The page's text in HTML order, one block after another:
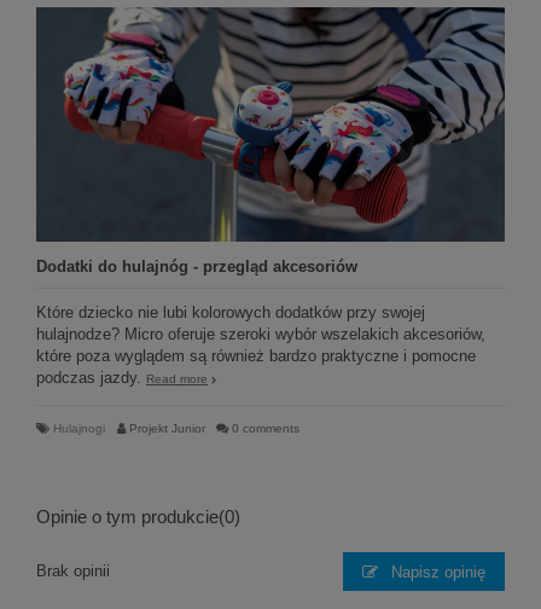
Dodatki do hulajnóg - przegląd akcesoriów
Które dziecko nie lubi kolorowych dodatków przy swojej
hulajnodze? Micro oferuje szeroki wybór wszelakich akcesoriów,
które poza wyglądem są również bardzo praktyczne i pomocne
podczas jazdy.
Read more
Hulajnogi Projekt Junior 0 comments
Opinie o tym produkcie(0)
Brak opinii Napisz opinię